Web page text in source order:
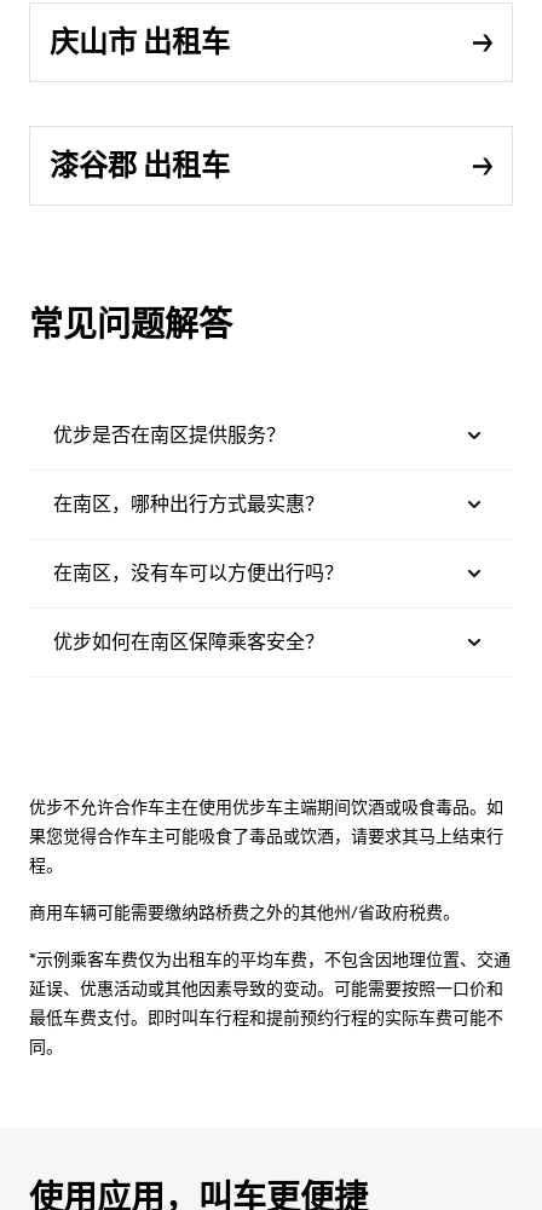
庆山市 出租车
漆谷郡 出租车
常见问题解答
优步是否在南区提供服务？
在南区，哪种出行方式最实惠？
在南区，没有车可以方便出行吗？
优步如何在南区保障乘客安全？
优步不允许合作车主在使用优步车主端期间饮酒或吸食毒品。如
果您觉得合作车主可能吸食了毒品或饮酒，请要求其马上结束行
程。
商用车辆可能需要缴纳路桥费之外的其他州/省政府税费。
*示例乘客车费仅为出租车的平均车费，不包含因地理位置、交通
延误、优惠活动或其他因素导致的变动。可能需要按照一口价和
最低车费支付。即时叫车行程和提前预约行程的实际车费可能不
同。
使用应用，叫车更便捷